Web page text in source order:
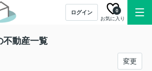
ログイン
お気に入り
0
不動産一覧
変更